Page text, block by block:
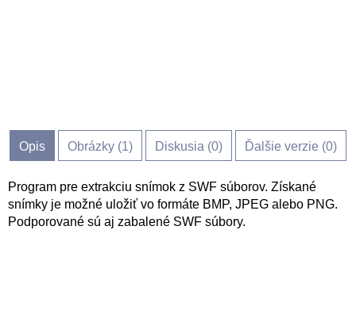
Opis Obrázky (1) Diskusia (0) Ďalšie verzie (0)
Program pre extrakciu snímok z SWF súborov. Získané
snímky je možné uložiť vo formáte BMP, JPEG alebo PNG.
Podporované sú aj zabalené SWF súbory.